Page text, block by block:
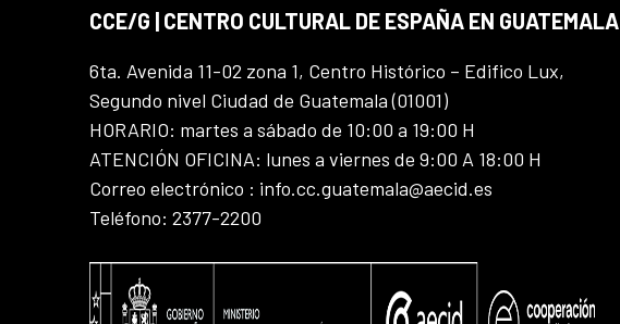
CCE/G | CENTRO CULTURAL DE ESPAÑA EN GUATEMALA
6ta. Avenida 11-02 zona 1, Centro Histórico – Edifico Lux,
Segundo nivel Ciudad de Guatemala (01001)
HORARIO: martes a sábado de 10:00 a 19:00 H
ATENCIÓN OFICINA: lunes a viernes de 9:00 A 18:00 H
Correo electrónico : info.cc.guatemala@aecid.es
Teléfono: 2377-2200